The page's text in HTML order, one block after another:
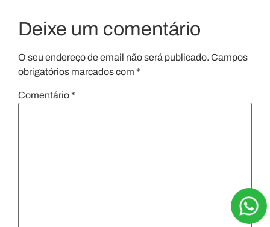
Deixe um comentário
O seu endereço de email não será publicado. Campos
obrigatórios marcados com *
Comentário*